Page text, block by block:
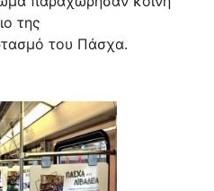
της
του Πάσχα.